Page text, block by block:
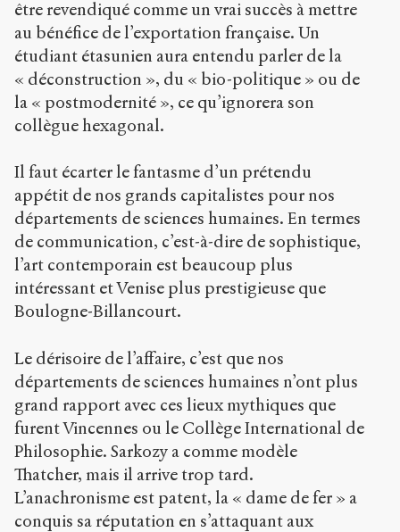
être revendiqué comme un vrai succès à mettre
au bénéfice de l’exportation française. Un
étudiant étasunien aura entendu parler de la
« déconstruction », du « bio-politique » ou de
la « postmodernité », ce qu’ignorera son
collègue hexagonal.
Il faut écarter le fantasme d’un prétendu
appétit de nos grands capitalistes pour nos
départements de sciences humaines. En termes
de communication, c’est-à-dire de sophistique,
l’art contemporain est beaucoup plus
intéressant et Venise plus prestigieuse que
Boulogne-Billancourt.
Le dérisoire de l’affaire, c’est que nos
départements de sciences humaines n’ont plus
grand rapport avec ces lieux mythiques que
furent Vincennes ou le Collège International de
Philosophie. Sarkozy a comme modèle
Thatcher, mais il arrive trop tard.
L’anachronisme est patent, la « dame de fer » a
conquis sa réputation en s’attaquant aux